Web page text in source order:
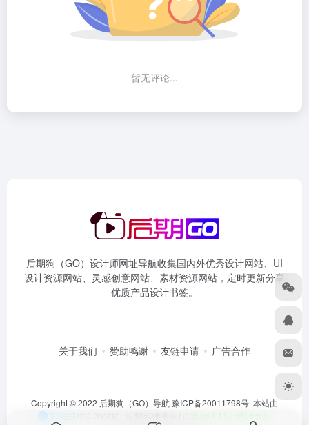
暂无评论...
后期狗（GO）设计师网址导航收集国内外优秀设计网站、UI
设计资源网站、灵感创意网站、素材资源网站，定时更新分享
优质产品设计书签。
关于我们 赞助鸣谢 友链申请 广告合作
Copyright © 2022 后期狗（GO）导航豫ICP备20011798号 本站由
2608天11小时58分37